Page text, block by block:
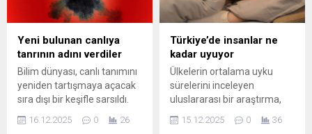
Listenin yeni birincisi ise
Danimarka’nın başkenti
Kopenhag oldu.
Yeni bulunan canlıya
tanrının adını verdiler
Bilim dünyası, canlı tanımını
yeniden tartışmaya açacak
sıra dışı bir keşifle sarsıldı.
araştırmacılar, virüslerle
16.12.2025 0 26
Türkiye’de insanlar ne
kadar uyuyor
Ülkelerin ortalama uyku
sürelerini inceleyen
uluslararası bir araştırma,
alışkanlıklarını ortaya koydu.
15.12.2025 0 36